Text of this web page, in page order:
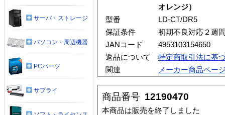
オレンジ）
型番
LD-CT/DR5
保証条件
初期不良対応２週
JANコード
4953103154650
返品について
特定商取引法に基
関連
メーカー商品ペー
商品番号 12190470
本商品は販売を終了しました
サーバ・ストレージ
パソコン・周辺機器
PCパーツ
サプライ